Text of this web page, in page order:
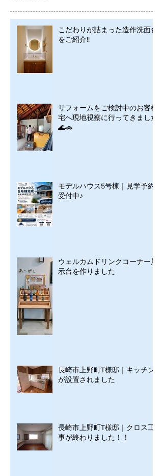
こだわりが詰まった造作洗面台
をご紹介!!
リフォームをご検討中のお客様
宅へ現地視察に行ってきました
🌊🚗
モデルハウス5号棟｜見学予約
受付中♪
ウェルカムドリンクコーナー展
示台を作りました
長崎市上野町T様邸｜キッチン
が設置されました
長崎市上野町T様邸｜クロス工
事が終わりました！！